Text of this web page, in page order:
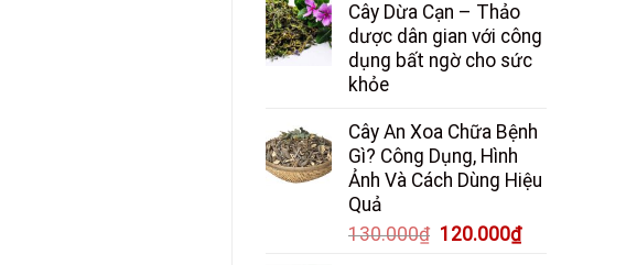
Cây Dừa Cạn – Thảo
dược dân gian với công
dụng bất ngờ cho sức
khỏe
Cây An Xoa Chữa Bệnh
Gì? Công Dụng, Hình
Ảnh Và Cách Dùng Hiệu
Quả
130.000₫ Giá
120.000₫Giá